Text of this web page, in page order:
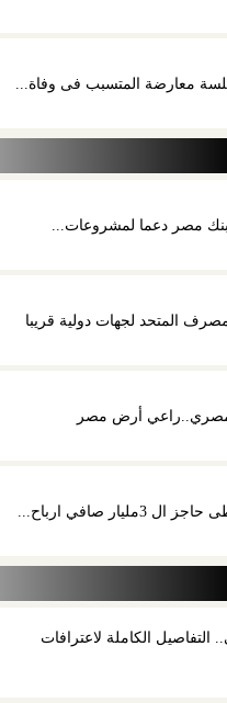
معارضة المتسبب فى وفاة...
المتحد لجهات دولية قريبا
أرض مصر
صافي ارباح...
الكاملة لاعترافات